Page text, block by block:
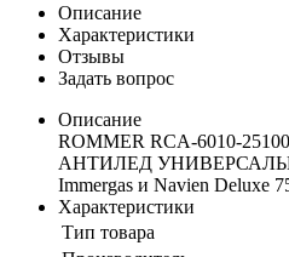
Описание
Характеристики
Отзывы
Задать вопрос
Описание
ROMMER RCA-6010-
АНТИЛЕД
Immergas и Navien Deluxe
Характеристики
Тип товара